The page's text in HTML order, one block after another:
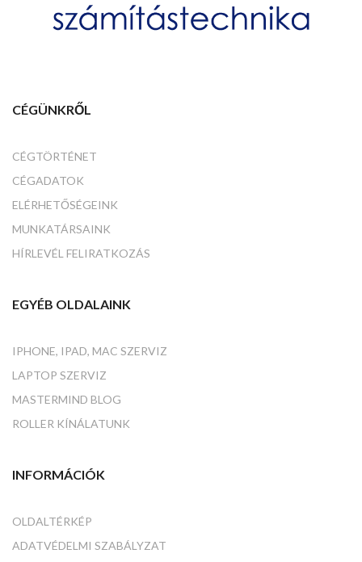
CÉGÜNKRŐL
CÉGTÖRTÉNET
CÉGADATOK
ELÉRHETŐSÉGEINK
MUNKATÁRSAINK
HÍRLEVÉL FELIRATKOZÁS
EGYÉB OLDALAINK
IPHONE, IPAD, MAC SZERVIZ
LAPTOP SZERVIZ
MASTERMIND BLOG
ROLLER KÍNÁLATUNK
INFORMÁCIÓK
OLDALTÉRKÉP
ADATVÉDELMI SZABÁLYZAT